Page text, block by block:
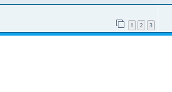
1 2 3